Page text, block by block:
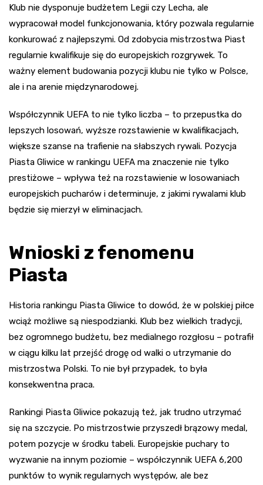
Klub nie dysponuje budżetem Legii czy Lecha, ale
wypracował model funkcjonowania, który pozwala regularnie
konkurować z najlepszymi. Od zdobycia mistrzostwa Piast
regularnie kwalifikuje się do europejskich rozgrywek. To
ważny element budowania pozycji klubu nie tylko w Polsce,
ale i na arenie międzynarodowej.
Współczynnik UEFA to nie tylko liczba – to przepustka do
lepszych losowań, wyższe rozstawienie w kwalifikacjach,
większe szanse na trafienie na słabszych rywali. Pozycja
Piasta Gliwice w rankingu UEFA ma znaczenie nie tylko
prestiżowe – wpływa też na rozstawienie w losowaniach
europejskich pucharów i determinuje, z jakimi rywalami klub
będzie się mierzył w eliminacjach.
Wnioski z fenomenu
Piasta
Historia rankingu Piasta Gliwice to dowód, że w polskiej piłce
wciąż możliwe są niespodzianki. Klub bez wielkich tradycji,
bez ogromnego budżetu, bez medialnego rozgłosu – potrafił
w ciągu kilku lat przejść drogę od walki o utrzymanie do
mistrzostwa Polski. To nie był przypadek, to była
konsekwentna praca.
Rankingi Piasta Gliwice pokazują też, jak trudno utrzymać
się na szczycie. Po mistrzostwie przyszedł brązowy medal,
potem pozycje w środku tabeli. Europejskie puchary to
wyzwanie na innym poziomie – współczynnik UEFA 6,200
punktów to wynik regularnych występów, ale bez